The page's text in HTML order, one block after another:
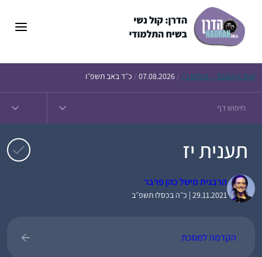
Today’s Daf – זבחים נ״ו /
07.08.2026
/ כ״ד באב תשפ״ו
תענית יז
הרבנית מישל כהן פרבר
29.11.2021 | כ״ה בכסלו תשפ״ב
הקדמה למסכת